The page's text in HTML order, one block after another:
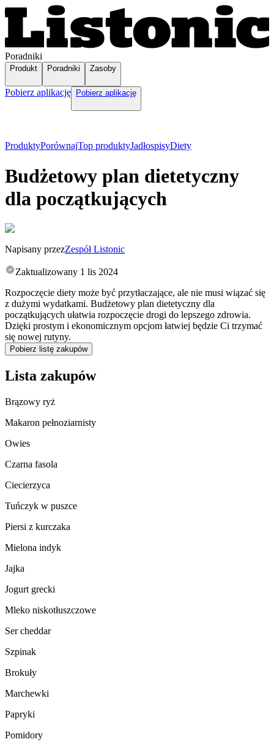
Poradniki
Produkt Poradniki Zasoby
Pobierz aplikację Pobierz aplikację
ProduktyPorównajTop produktyJadłospisyDiety
Budżetowy plan dietetyczny
dla początkujących
Napisany przezZespół Listonic
Zaktualizowany 1 lis 2024
Rozpoczęcie diety może być przytłaczające, ale nie musi wiązać się
z dużymi wydatkami. Budżetowy plan dietetyczny dla
początkujących ułatwia rozpoczęcie drogi do lepszego zdrowia.
Dzięki prostym i ekonomicznym opcjom łatwiej będzie Ci trzymać
się nowej rutyny.
Pobierz listę zakupów
Lista zakupów
Brązowy ryż
Makaron pełnoziarnisty
Owies
Czarna fasola
Ciecierzyca
Tuńczyk w puszce
Piersi z kurczaka
Mielona indyk
Jajka
Jogurt grecki
Mleko niskotłuszczowe
Ser cheddar
Szpinak
Brokuły
Marchewki
Papryki
Pomidory